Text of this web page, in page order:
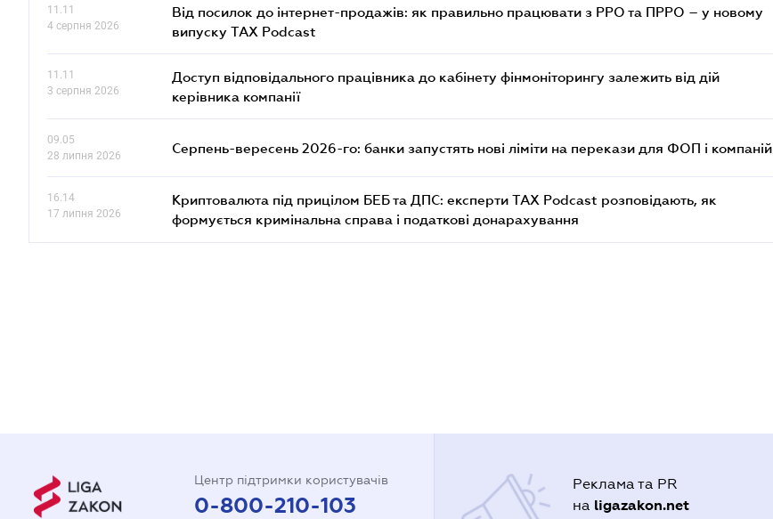
11.11
4 серпня 2026
Від посилок до інтернет-продажів: як правильно працювати з РРО та ПРРО – у новому
випуску TAX Podcast
11.11
3 серпня 2026
Доступ відповідального працівника до кабінету фінмоніторингу залежить від дій
керівника компанії
09.05
28 липня 2026
Серпень-вересень 2026-го: банки запустять нові ліміти на перекази для ФОП і компаній
16.14
17 липня 2026
Криптовалюта під прицілом БЕБ та ДПС: експерти TAX Podcast розповідають, як
формується кримінальна справа і податкові донарахування
Центр підтримки користувачів
0-800-210-103
Реклама та PR
на ligazakon.net